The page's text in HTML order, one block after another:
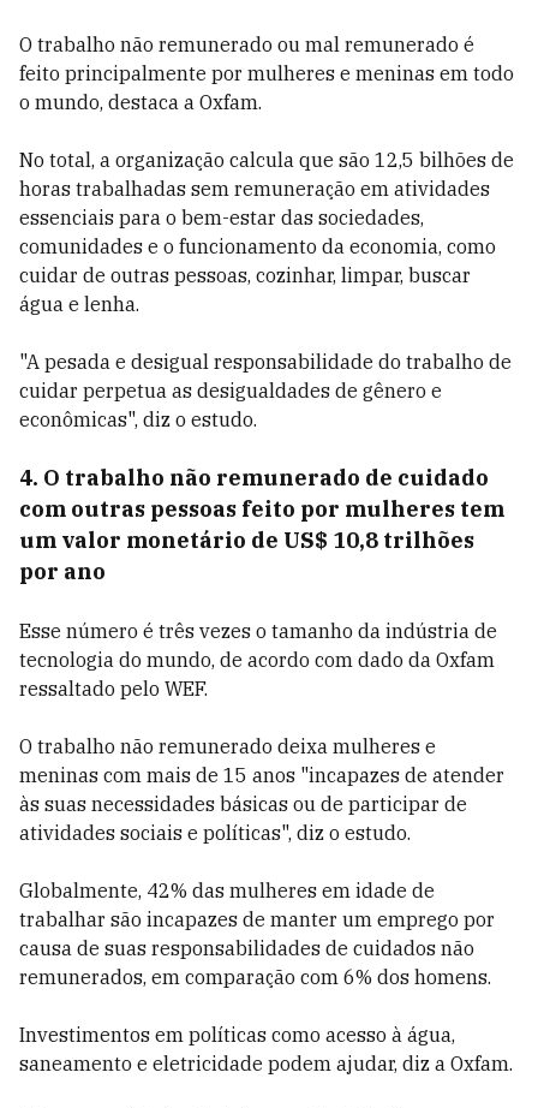
O trabalho não remunerado ou mal remunerado é
feito principalmente por mulheres e meninas em todo
o mundo, destaca a Oxfam.
No total, a organização calcula que são 12,5 bilhões de
horas trabalhadas sem remuneração em atividades
essenciais para o bem-estar das sociedades,
comunidades e o funcionamento da economia, como
cuidar de outras pessoas, cozinhar, limpar, buscar
água e lenha.
"A pesada e desigual responsabilidade do trabalho de
cuidar perpetua as desigualdades de gênero e
econômicas", diz o estudo.
4. O trabalho não remunerado de cuidado
com outras pessoas feito por mulheres tem
um valor monetário de US$ 10,8 trilhões
por ano
Esse número é três vezes o tamanho da indústria de
tecnologia do mundo, de acordo com dado da Oxfam
ressaltado pelo WEF.
O trabalho não remunerado deixa mulheres e
meninas com mais de 15 anos "incapazes de atender
às suas necessidades básicas ou de participar de
atividades sociais e políticas", diz o estudo.
Globalmente, 42% das mulheres em idade de
trabalhar são incapazes de manter um emprego por
causa de suas responsabilidades de cuidados não
remunerados, em comparação com 6% dos homens.
Investimentos em políticas como acesso à água,
saneamento e eletricidade podem ajudar, diz a Oxfam.